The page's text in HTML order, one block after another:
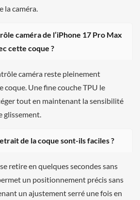
la caméra.
caméra de l’iPhone 17 Pro Max
cette coque ?
caméra reste pleinement
coque. Une fine couche TPU le
tout en maintenant la sensibilité
glissement.
de la coque sont-ils faciles ?
retire en quelques secondes sans
un positionnement précis sans
un ajustement serré une fois en